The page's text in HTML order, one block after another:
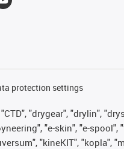
protection settings
"drygear", "drylin",
"e-skin", "e-
"kineKIT", "kopla",